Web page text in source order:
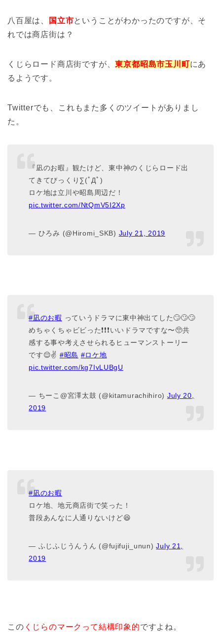
八百屋は、 国立市ということがわかったのですが、そ
れでは商店街は？
くじらロード商店街ですが、東京都昭島市玉川町にあ
るようです。
Twitterでも、これもまた多くのツイートがありまし
た。
『凪のお暇』観たけど、東中神のくじらロード出
てきてびっくり∑(ﾟДﾟ)
ロケ地は立川や昭島周辺だ！
pic.twitter.com/NtQmV5I2Xp
— ひろみ (@Hiromi_SKB) July 21, 2019
#凪のお暇 っていうドラマに東中神出てした🙄🙄🙄
めちゃくちゃビビった❗️❗️❗️いいドラマですな〜🥺共
感する事や考えさせられるヒューマンストーリー
です😌✌️ #昭島 #ロケ地
pic.twitter.com/kg7IvLUBgU
— ちーこ@宮澤太鼓 (@kitamurachihiro) July 20,
2019
#凪のお暇
ロケ地、地元商店街で笑った！
普段あんなに人通りないけど😆
— ふじふじうんうん (@fujifuji_unun)July 21,
2019
この くじらのマークって結構印象的ですよね。